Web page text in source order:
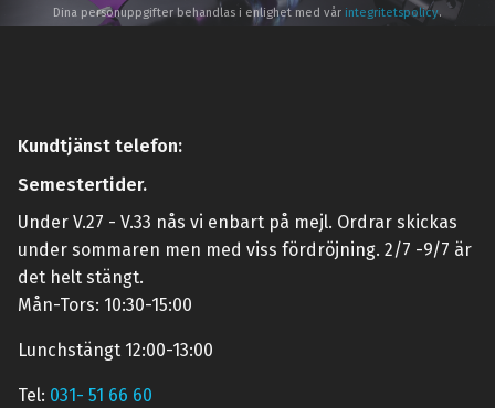
Dina personuppgifter behandlas i enlighet med vår integritetspolicy.
Kundtjänst telefon:
Semestertider.
Under V.27 - V.33 nås vi enbart på mejl. Ordrar skickas
under sommaren men med viss fördröjning. 2/7 -9/7 är
det helt stängt.
Mån-Tors: 10:30-15:00
Lunchstängt 12:00-13:00
Tel: 031- 51 66 60